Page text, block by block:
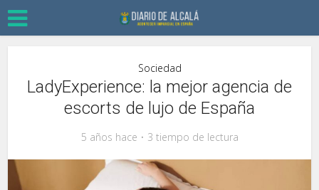
Sociedad
LadyExperience: la mejor agencia de
escorts de lujo de España
5 años hace 3 tiempo de lectura